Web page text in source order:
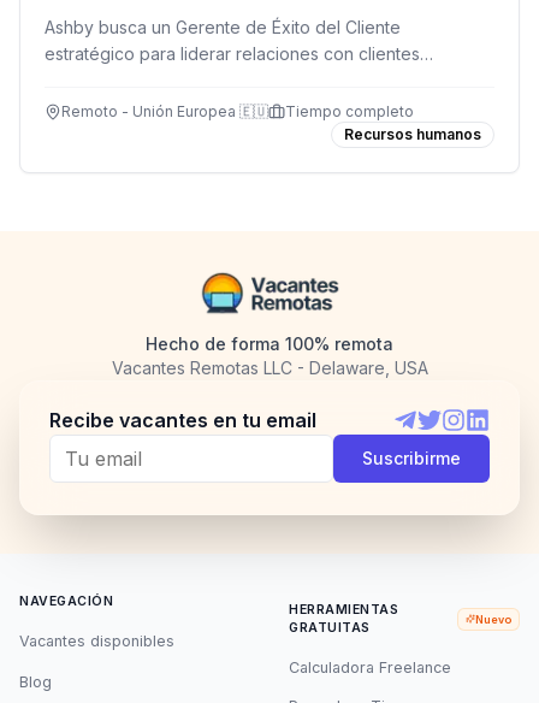
Ashby busca un Gerente de Éxito del Cliente
estratégico para liderar relaciones con clientes
impulsando adopción de producto y valor a largo plazo.
Remoto - Unión Europea 🇪🇺
Tiempo completo
Recursos humanos
Hecho de forma 100% remota
Vacantes Remotas LLC - Delaware, USA
Recibe vacantes en tu email
Telegram
TwitterInstagram
Suscribirme
NAVEGACIÓN
Vacantes disponibles
Blog
HERRAMIENTAS
GRATUITAS
Nuevo
Calculadora Freelance